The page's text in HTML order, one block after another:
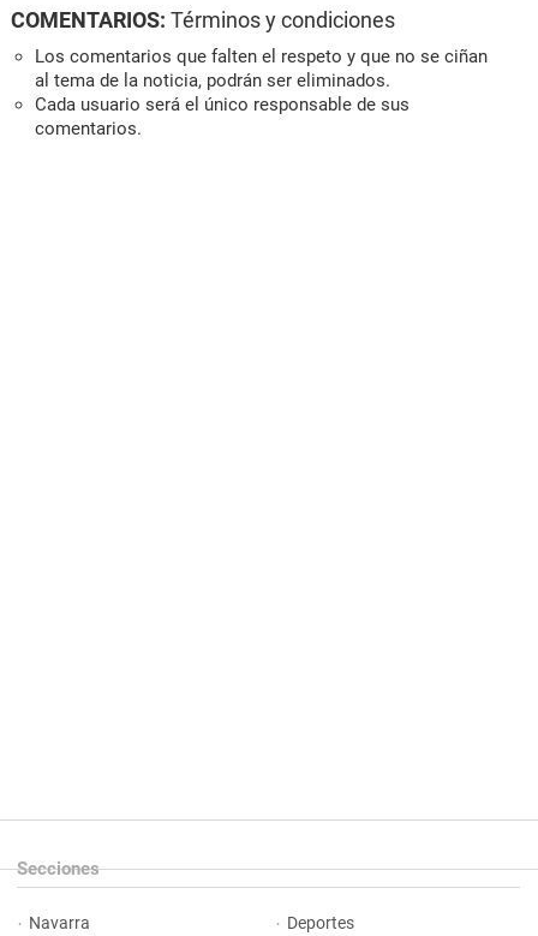
COMENTARIOS: Términos y condiciones
Los comentarios que falten el respeto y que no se ciñan
al tema de la noticia, podrán ser eliminados.
Cada usuario será el único responsable de sus
comentarios.
Secciones
Navarra Deportes